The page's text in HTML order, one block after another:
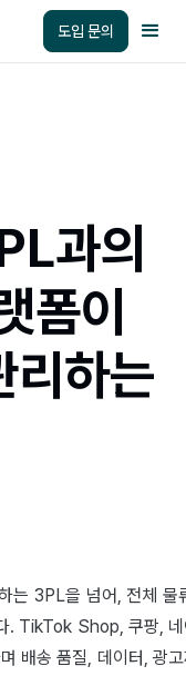
도입 문의
과의
폼이
리하는
3PL을 넘어, 전체 물
. TikTok Shop, 쿠팡,
배송 품질, 데이터, 광